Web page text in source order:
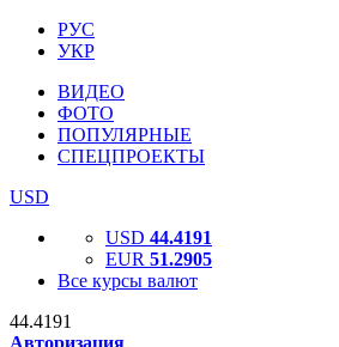
РУС
УКР
ВИДЕО
ФОТО
ПОПУЛЯРНЫЕ
СПЕЦПРОЕКТЫ
USD
USD 44.4191
EUR 51.2905
Все курсы валют
44.4191
Авторизация